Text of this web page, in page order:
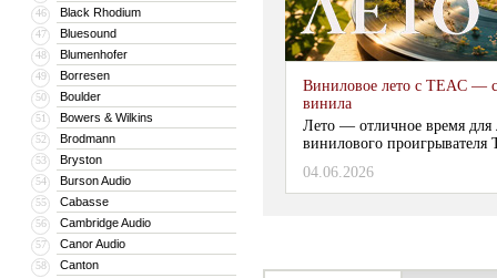
46 Black Rhodium
47 Bluesound
48 Blumenhofer
49 Borresen
50 Boulder
51 Bowers & Wilkins
52 Brodmann
53 Bryston
54 Burson Audio
55 Cabasse
56 Cambridge Audio
57 Canor Audio
58 Canton
Виниловое лето с TEAC —
винила
Лето — отличное время
винилового
...
04.06.2026